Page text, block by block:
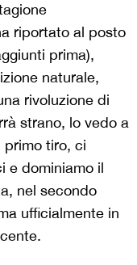
riportato al posto
prima),
naturale,
rivoluzione di
strano, lo vedo a
primo tiro, ci
e dominiamo il
nel secondo
ufficialmente in